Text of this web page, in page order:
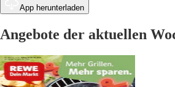
App herunterladen
Angebote der aktuellen